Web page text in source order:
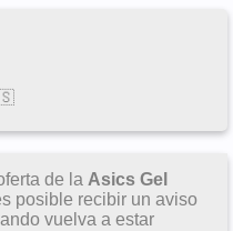
de la Asics Gel
posible recibir un aviso
vuelva a estar